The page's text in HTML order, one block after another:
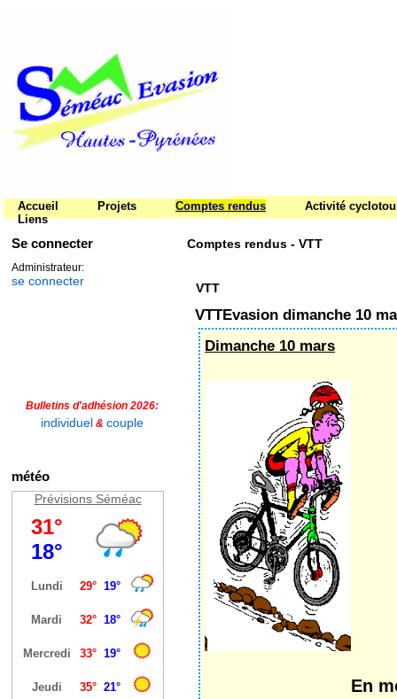
Accueil Projets Comptes rendus
Activité
Liens
Se connecter
Administrateur:
se connecter
Bulletins d'adhésion 2026:
individuel & couple
météo
Prévisions Séméac
Comptes rendus - VTT
VTT
VTTEvasion dimanche 10
Dimanche 10 mars
En